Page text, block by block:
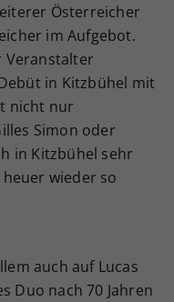
Österreicher
im Aufgebot.
Veranstalter
in Kitzbühel mit
nicht nur
Simon oder
in Kitzbühel sehr
wieder so
auch auf Lucas
Duo nach 70 Jahren